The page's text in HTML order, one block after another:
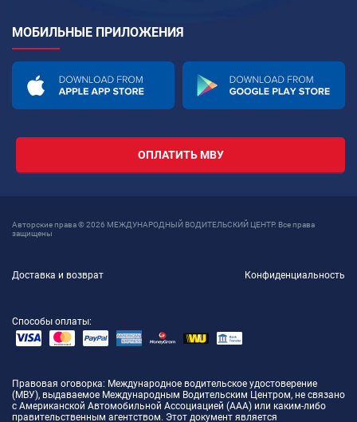
МОБИЛЬНЫЕ ПРИЛОЖЕНИЯ
ОПЛАТИТЬ МВУ
Авторские права © 2026 МЕЖДУНАРОДНЫЙ ВОДИТЕЛЬСКИЙ ЦЕНТР. Все права
защищены
Доставка и возврат Конфиденциальность
Способы оплаты:
Правовая оговорка: Международное водительское удостоверение
(МВУ), выдаваемое Международным Водительским Центром, не связано
с Американской Автомобильной Ассоциацией (AAA) или каким-либо
правительственным агентством. Этот документ является